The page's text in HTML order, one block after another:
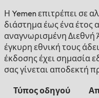
Η Yemen επιτρέπει σε
διάστημα έως ένα έτος
αναγνωρισμένη Διεθνή
έγκυρη εθνική τους
έκδοσης έχει σημασία
σας γίνεται αποδεκτή
Τύπος οδηγού